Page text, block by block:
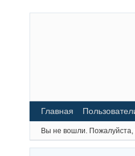
Главная
Вы не вошли. Пожалуйста,